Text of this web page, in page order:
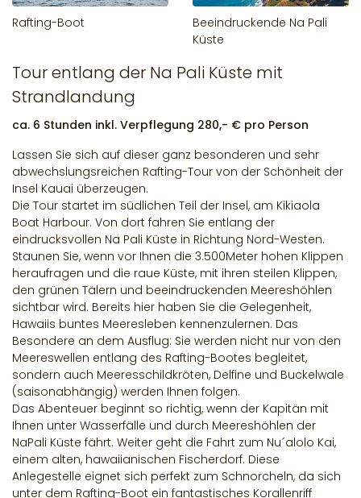
Rafting-Boot
Beeindruckende Na Pali
Küste
Tour entlang der Na Pali Küste mit
Strandlandung
ca. 6 Stunden inkl. Verpflegung 280,- € pro Person
Lassen Sie sich auf dieser ganz besonderen und sehr
abwechslungsreichen Rafting-Tour von der Schönheit der
Insel Kauai überzeugen.
Die Tour startet im südlichen Teil der Insel, am Kikiaola
Boat Harbour. Von dort fahren Sie entlang der
eindrucksvollen Na Pali Küste in Richtung Nord-Westen.
Staunen Sie, wenn vor Ihnen die 3.500Meter hohen Klippen
heraufragen und die raue Küste, mit ihren steilen Klippen,
den grünen Tälern und beeindruckenden Meereshöhlen
sichtbar wird. Bereits hier haben Sie die Gelegenheit,
Hawaiis buntes Meeresleben kennenzulernen. Das
Besondere an dem Ausflug: Sie werden nicht nur von den
Meereswellen entlang des Rafting-Bootes begleitet,
sondern auch Meeresschildkröten, Delfine und Buckelwale
(saisonabhängig) werden Ihnen folgen.
Das Abenteuer beginnt so richtig, wenn der Kapitän mit
Ihnen unter Wasserfälle und durch Meereshöhlen der
NaPali Küste fährt. Weiter geht die Fahrt zum Nu´alolo Kai,
einem alten, hawaiianischen Fischerdorf. Diese
Anlegestelle eignet sich perfekt zum Schnorcheln, da sich
unter dem Rafting-Boot ein fantastisches Korallenriff